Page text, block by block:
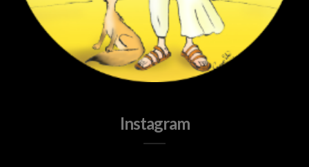
Instagram